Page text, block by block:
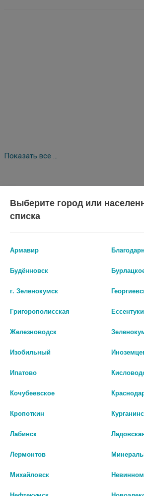
Показать все ...
КАПС.
нет в наличии
В КОРЗИНУ
КАПС.
нет в
Выберите город или
списка
Армавир
Будённовск
г. Зеленокумск
Григорополисская Ессентуки
Железноводск
Изобильный
Ипатово
Кочубеевское
Кропоткин
Лабинск
Лермонтов
Михайловск